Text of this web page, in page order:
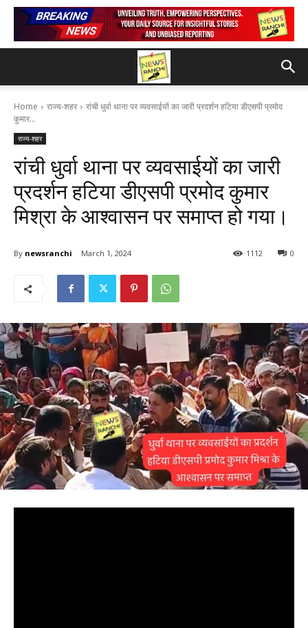
Home राज्य-शहर
रांची धुर्वा थाना पर व्यवसाईयों का जारी प्रदर्शन हटिया डीएसपी प्रमोद
कुमार...
राज्य-शहर
रांची धुर्वा थाना पर व्यवसाईयों का जारी
प्रदर्शन हटिया डीएसपी प्रमोद कुमार
मिश्रा के आश्वासन पर समाप्त हो गया।
By newsranchi March 1, 2024 0
1112